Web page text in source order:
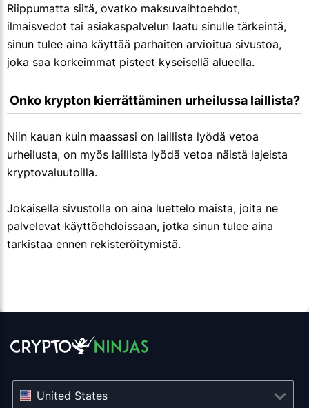
Riippumatta siitä, ovatko maksuvaihtoehdot,
ilmaisvedot tai asiakaspalvelun laatu sinulle tärkeintä,
sinun tulee aina käyttää parhaiten arvioitua sivustoa,
joka saa korkeimmat pisteet kyseisellä alueella.
Onko krypton kierrättäminen urheilussa laillista?
Niin kauan kuin maassasi on laillista lyödä vetoa
urheilusta, on myös laillista lyödä vetoa näistä lajeista
kryptovaluutoilla.
Jokaisella sivustolla on aina luettelo maista, joita ne
palvelevat käyttöehdoissaan, jotka sinun tulee aina
tarkistaa ennen rekisteröitymistä.
United States